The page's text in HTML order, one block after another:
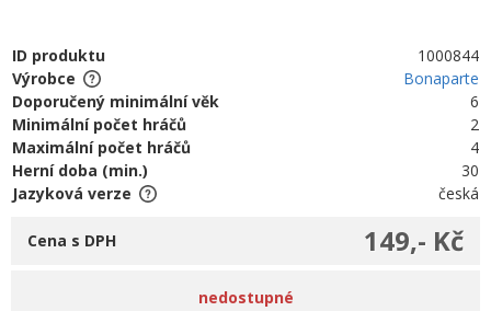
ID produktu
1000844
Výrobce
Bonaparte
Doporučený minimální věk
6
Minimální počet hráčů
2
Maximální počet hráčů
4
Herní doba (min.)
30
Jazyková verze
česká
149,- Kč
Cena s DPH
nedostupné